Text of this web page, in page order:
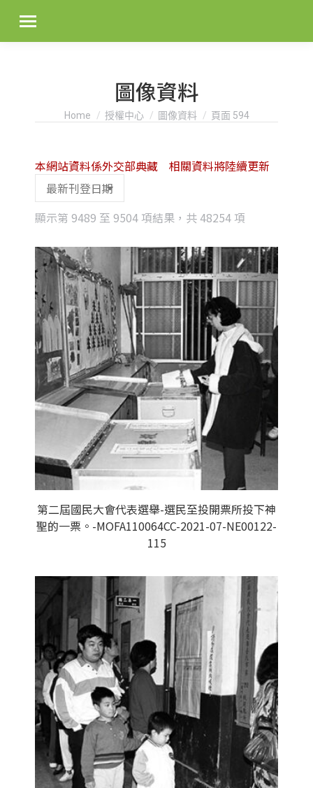
圖像資料
You are here:
Home 授權中心 圖像資料 頁面 594
顯示第 9489 至 9504 項結果，共 48254 項
latest
本網站資料係外交部典藏 相關資料將陸續更新
第二屆國民大會代表選舉-選民至投開票所投下神
聖的一票。-MOFA110064CC-2021-07-NE00122-
115